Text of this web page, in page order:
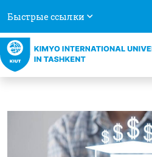
Быстрые ссылки